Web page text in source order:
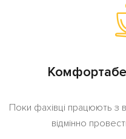
Поки фахівці працюють з
відмінно